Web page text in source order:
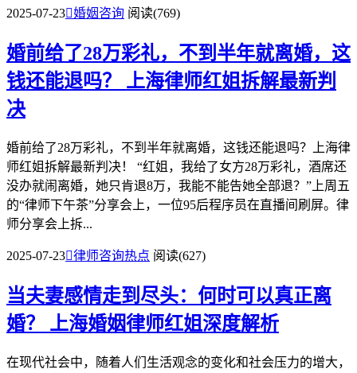
2025-07-23婚姻咨询 阅读(769)
婚前给了28万彩礼，不到半年就离婚，这
钱还能退吗？ 上海律师红姐拆解最新判
决
婚前给了28万彩礼，不到半年就离婚，这钱还能退吗？上海律
师红姐拆解最新判决！ “红姐，我给了女方28万彩礼，酒席还
没办就闹离婚，她只肯退8万，我能不能告她全部退？”上周五
的“律师下午茶”分享会上，一位95后程序员在直播间刷屏。律
师分享会上拆...
2025-07-23律师咨询热点 阅读(627)
当夫妻感情走到尽头：何时可以真正离
婚？ 上海婚姻律师红姐深度解析
在现代社会中，随着人们生活观念的变化和社会压力的增大，